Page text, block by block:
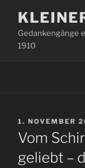
Inhalt
springenGedankengänge
1910
AM
1. NOVEMBER
Vom
geliebt –